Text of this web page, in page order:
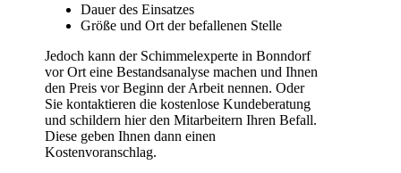
Dauer des Einsatzes
Größe und Ort der befallenen Stelle
Jedoch kann der Schimmelexperte in Bonndorf
vor Ort eine Bestandsanalyse machen und Ihnen
den Preis vor Beginn der Arbeit nennen. Oder
Sie kontaktieren die kostenlose Kundeberatung
und schildern hier den Mitarbeitern Ihren Befall.
Diese geben Ihnen dann einen
Kostenvoranschlag.